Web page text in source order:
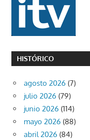
HISTÓRICO
agosto 2026 (7)
julio 2026 (79)
junio 2026 (114)
mayo 2026 (88)
abril 2026 (84)